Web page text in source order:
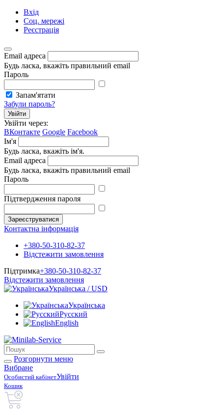
Вхід
Соц. мережі
Реєстрація
Email адреса
Будь ласка, вкажіть правильний email
Пароль
Запам'ятати
Забули пароль?
Увійти
Увійти через:
ВКонтакте Google Facebook
Ім'я
Будь ласка, вкажіть ім'я.
Email адреса
Будь ласка, вкажіть правильний email
Пароль
Підтвердження пароля
Зареєструватися
Контактна інформація
+380-50-310-82-37
Відстежити замовлення
Підтримка+380-50-310-82-37
Відстежити замовлення
Українська / USD
Українська
Русский
English
Розгорнути меню
Вибране
Особистий кабінетУвійти
Кошик